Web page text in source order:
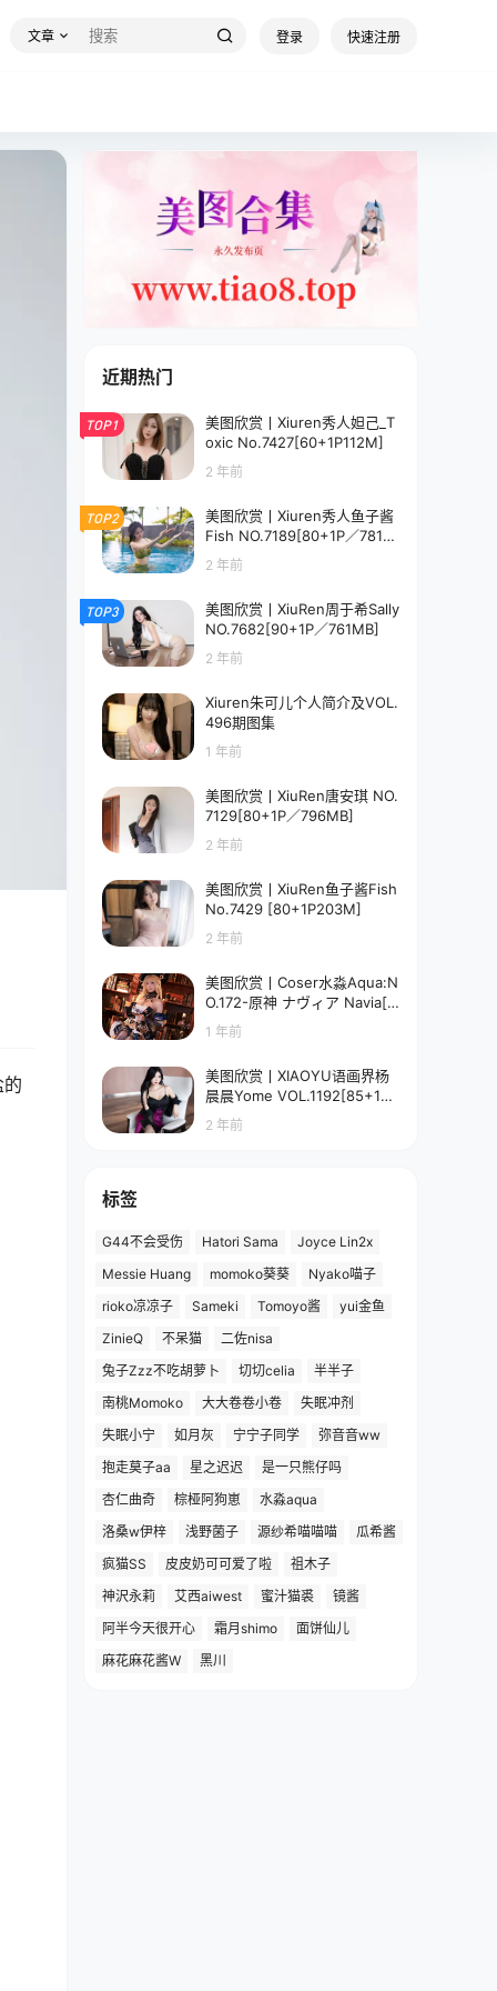
文章 登录 快速注册
近期热门
TOP1
美图欣赏丨Xiuren秀人妲己_T
oxic No.7427[60+1P112M]
2 年前
TOP2
美图欣赏丨Xiuren秀人鱼子酱
Fish NO.7189[80+1P／781M
2 年前
TOP3
美图欣赏丨XiuRen周于希Sally
NO.7682[90+1P／761MB]
2 年前
Xiuren朱可儿个人简介及VOL.
496期图集
1 年前
美图欣赏丨XiuRen唐安琪 NO.
7129[80+1P／796MB]
2 年前
美图欣赏丨XiuRen鱼子酱Fish
No.7429 [80+1P203M]
2 年前
美图欣赏丨Coser水淼Aqua:N
O.172-原神 ナヴィア Navia[5
8P-90.7M]
1 年前
美图欣赏丨XIAOYU语画界杨
晨晨Yome VOL.1192[85+1P
／673MB]
2 年前
标签
G44不会受伤 Hatori Sama
Joyce Lin2x
Messie Huang
momoko葵葵
Nyako喵子
rioko凉凉子
Sameki Tomoyo酱
yui金鱼
ZinieQ
不呆猫
二佐nisa
兔子Zzz不吃胡萝卜
切切celia
半半子
南桃Momoko
大大卷卷小卷
失眠冲剂
失眠小宁
如月灰 宁宁子同学
弥音音ww
抱走莫子aa
星之迟迟
是一只熊仔吗
杏仁曲奇
棕桠阿狗崽
水淼aqua
洛桑w伊梓
浅野菌子 源纱希喵喵喵
瓜希酱
疯猫SS
皮皮奶可可爱了啦
祖木子
神沢永莉
艾西aiwest 蜜汁猫裘
镜酱
阿半今天很开心
霜月shimo
面饼仙儿
麻花麻花酱W
黑川